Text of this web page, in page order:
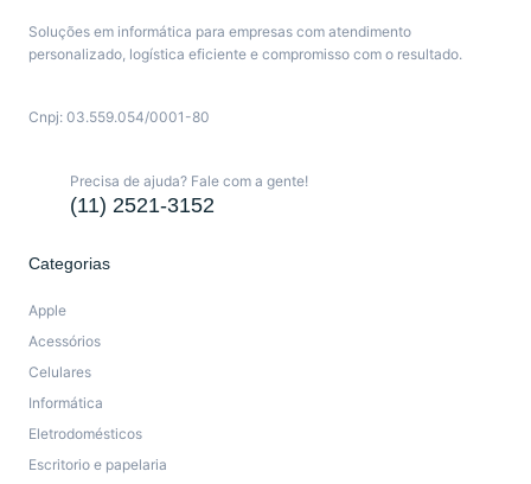
Soluções em informática para empresas com atendimento
personalizado, logística eficiente e compromisso com o resultado.
Cnpj: 03.559.054/0001-80
Precisa de ajuda? Fale com a gente!
(11) 2521-3152
Categorias
Apple
Acessórios
Celulares
Informática
Eletrodomésticos
Escritorio e papelaria